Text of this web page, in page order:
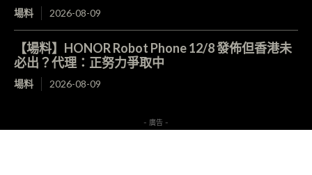
場料 2026-08-09
【場料】HONOR Robot Phone 12/8 發佈但香港未
必出？代理：正努力爭取中
場料 2026-08-09
- 廣告 -